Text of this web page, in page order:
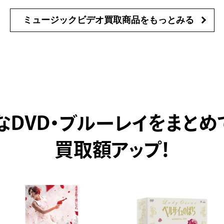
ミュージックビデオ買取商品を もっとみる
DVD・ブルーレイをまとめ
買取額アップ！